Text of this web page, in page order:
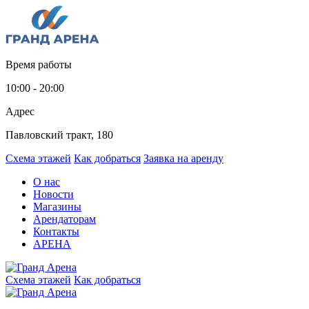
Время работы
10:00 - 20:00
Адрес
Павловский тракт, 180
Схема этажей Как добраться Заявка на аренду
О нас
Новости
Магазины
Арендаторам
Контакты
АРЕНА
Схема этажей Как добраться